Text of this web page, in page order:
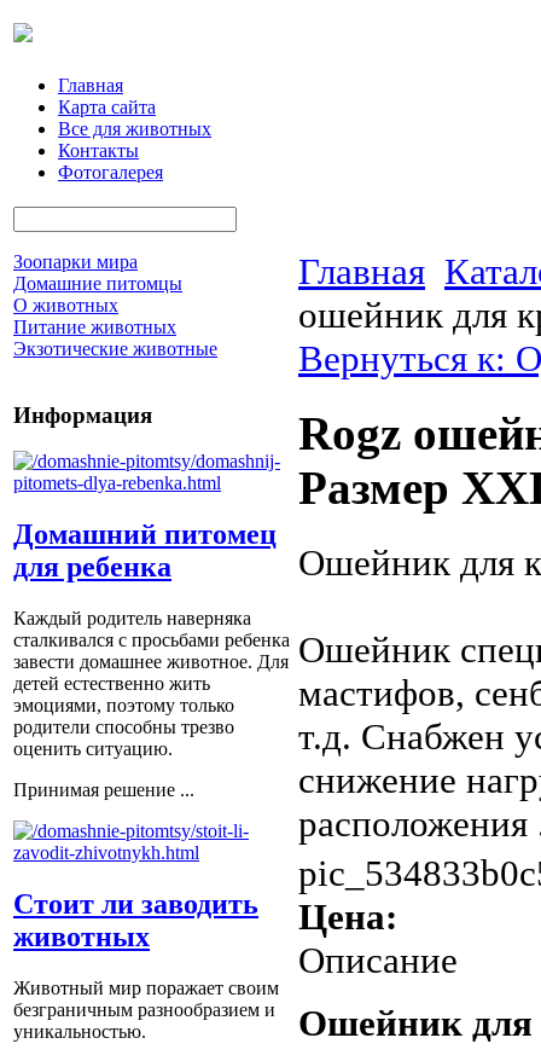
Главная
Карта сайта
Все для животных
Контакты
Фотогалерея
Зоопарки мира
Домашние питомцы
О животных
Питание животных
Экзотические животные
Информация
Домашний питомец
для ребенка
Каждый родитель наверняка
сталкивался с просьбами ребенка
завести домашнее животное. Для
детей естественно жить
эмоциями, поэтому только
родители способны трезво
оценить ситуацию.
Принимая решение ...
Стоит ли заводить
животных
Животный мир поражает своим
безграничным разнообразием и
уникальностью.
Главная
ошейник для
Вернуться к:
Rogz
Pазмер
Ошейник для
Ошейник
мастифов,
т.д. Снабжен
снижение
расположения
Цена:
Описание
Ошейник для